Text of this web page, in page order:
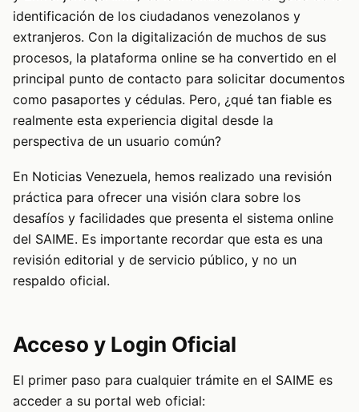
identificación de los ciudadanos venezolanos y
extranjeros. Con la digitalización de muchos de sus
procesos, la plataforma online se ha convertido en el
principal punto de contacto para solicitar documentos
como pasaportes y cédulas. Pero, ¿qué tan fiable es
realmente esta experiencia digital desde la
perspectiva de un usuario común?
En Noticias Venezuela, hemos realizado una revisión
práctica para ofrecer una visión clara sobre los
desafíos y facilidades que presenta el sistema online
del SAIME. Es importante recordar que esta es una
revisión editorial y de servicio público, y no un
respaldo oficial.
Acceso y Login Oficial
El primer paso para cualquier trámite en el SAIME es
acceder a su portal web oficial: